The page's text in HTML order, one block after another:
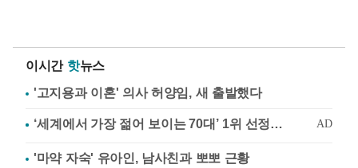
이시간 핫뉴스
'고지용과 이혼' 의사 허양임, 새 출발했다
'마약 자숙' 유아인, 남사친과 뽀뽀 근황